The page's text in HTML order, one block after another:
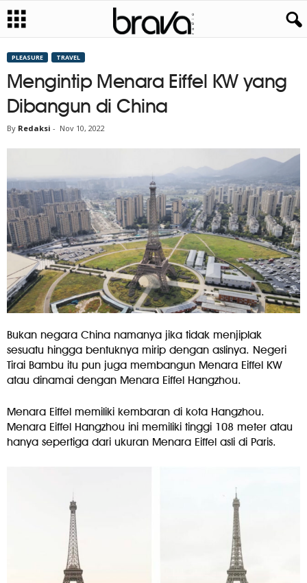
PLEASURE TRAVEL
Mengintip Menara Eiffel KW yang
Dibangun di China
By Redaksi - Nov 10, 2022
Bukan negara China namanya jika tidak menjiplak
sesuatu hingga bentuknya mirip dengan aslinya. Negeri
Tirai Bambu itu pun juga membangun Menara Eiffel KW
atau dinamai dengan Menara Eiffel Hangzhou.
Menara Eiffel memiliki kembaran di kota Hangzhou.
Menara Eiffel Hangzhou ini memiliki tinggi 108 meter atau
hanya sepertiga dari ukuran Menara Eiffel asli di Paris.